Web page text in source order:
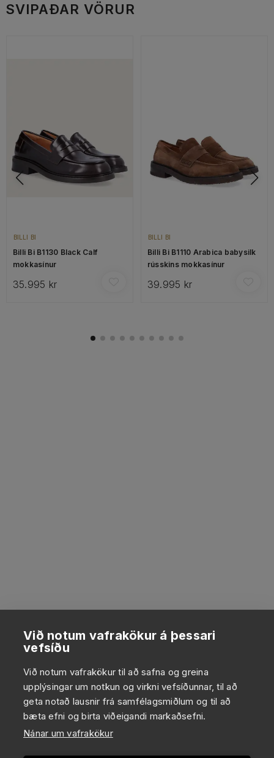
Við notum vafrakökur á þessari
vefsíðu
Við notum vafrakökur til að safna og greina
upplýsingar um notkun og virkni vefsíðunnar, til að
geta notað lausnir frá samfélagsmiðlum og til að
bæta efni og birta viðeigandi markaðsefni.
Nánar um vafrakökur
SVIPAÐAR VÖRUR
BILLI BI
Billi Bi B1130 Black Calf
mokkasínur
35.995 kr
BILLI BI
Billi Bi B1110 Arabica babysilk
rússkins mokkasínur
39.995 kr